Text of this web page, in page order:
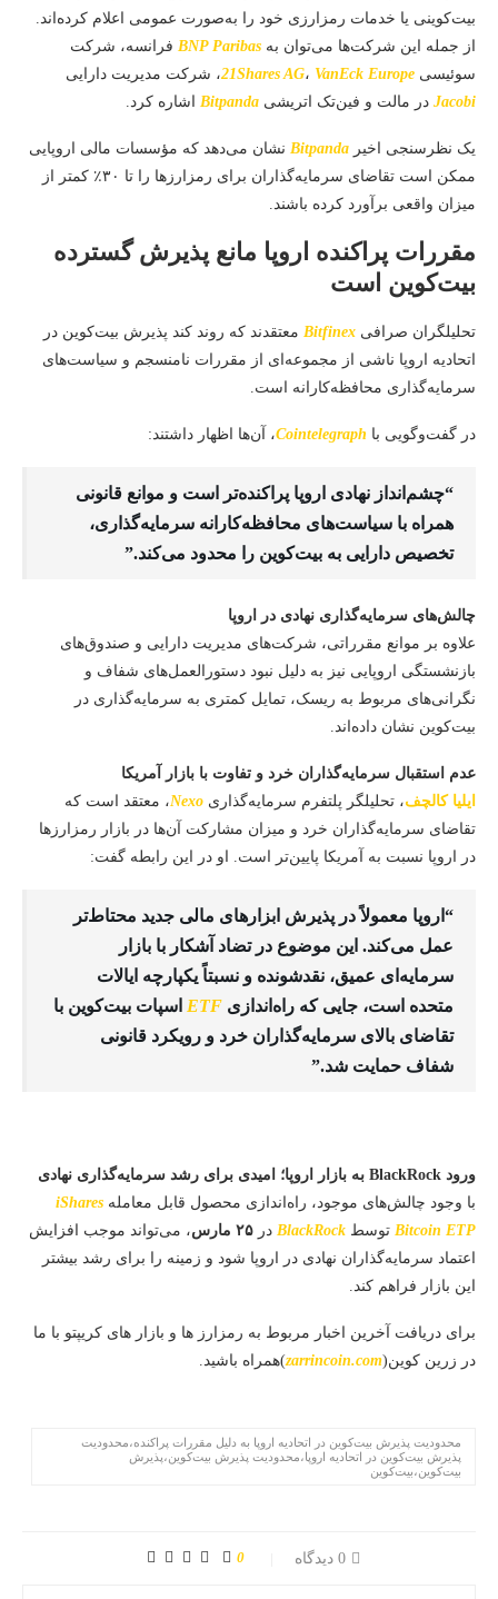
بیت‌کوینی یا خدمات رمزارزی خود را به‌صورت عمومی اعلام کرده‌اند.
از جمله این شرکت‌ها می‌توان به BNP Paribas فرانسه، شرکت
سوئیسی
21Shares AG، VanEck Europe
، شرکت مدیریت دارایی
Jacobi در مالت و فین‌تک اتریشی Bitpanda اشاره کرد.
یک نظرسنجی اخیر Bitpanda نشان می‌دهد که مؤسسات مالی اروپایی
ممکن است تقاضای سرمایه‌گذاران برای رمزارزها را تا ۳۰٪ کمتر از
میزان واقعی برآورد کرده باشند.
مقررات پراکنده اروپا مانع پذیرش گسترده
بیت‌کوین است
تحلیلگران صرافی Bitfinex معتقدند که روند کند پذیرش بیت‌کوین در
اتحادیه اروپا ناشی از مجموعه‌ای از مقررات نامنسجم و سیاست‌های
سرمایه‌گذاری محافظه‌کارانه است.
در گفت‌وگویی با Cointelegraph، آن‌ها اظهار داشتند:
“چشم‌انداز نهادی اروپا پراکنده‌تر است و موانع قانونی
همراه با سیاست‌های محافظه‌کارانه سرمایه‌گذاری،
تخصیص دارایی به بیت‌کوین را محدود می‌کند.”
چالش‌های سرمایه‌گذاری نهادی در اروپا
علاوه بر موانع مقرراتی، شرکت‌های مدیریت دارایی و صندوق‌های
بازنشستگی اروپایی نیز به دلیل نبود دستورالعمل‌های شفاف و
نگرانی‌های مربوط به ریسک، تمایل کمتری به سرمایه‌گذاری در
بیت‌کوین نشان داده‌اند.
عدم استقبال سرمایه‌گذاران خرد و تفاوت با بازار آمریکا
ایلیا کالچف، تحلیلگر پلتفرم سرمایه‌گذاری Nexo، معتقد است که
تقاضای سرمایه‌گذاران خرد و میزان مشارکت آن‌ها در بازار رمزارزها
در اروپا نسبت به آمریکا پایین‌تر است. او در این رابطه گفت:
“اروپا معمولاً در پذیرش ابزارهای مالی جدید محتاط‌تر
عمل می‌کند. این موضوع در تضاد آشکار با بازار
سرمایه‌ای عمیق، نقدشونده و نسبتاً یکپارچه ایالات
متحده است، جایی که راه‌اندازی ETF اسپات بیت‌کوین با
تقاضای بالای سرمایه‌گذاران خرد و رویکرد قانونی
شفاف حمایت شد.”
ورود BlackRock به بازار اروپا؛ امیدی برای رشد سرمایه‌گذاری نهادی
با وجود چالش‌های موجود، راه‌اندازی محصول قابل معامله iShares
Bitcoin ETP توسط BlackRock در ۲۵ مارس
، می‌تواند موجب افزایش
اعتماد سرمایه‌گذاران نهادی در اروپا شود و زمینه را برای رشد بیشتر
این بازار فراهم کند.
برای دریافت آخرین اخبار مربوط به رمزارز ها و بازار های کریپتو با ما
در زرین کوین(zarrincoin.com)همراه باشید.
محدودیت پذیرش بیت‌کوین در اتحادیه اروپا به دلیل مقررات پراکنده،محدودیت
پذیرش بیت‌کوین در اتحادیه اروپا،محدودیت پذیرش بیت‌کوین،پذیرش
بیت‌کوین،بیت‌کوین
0 دیدگاه 0